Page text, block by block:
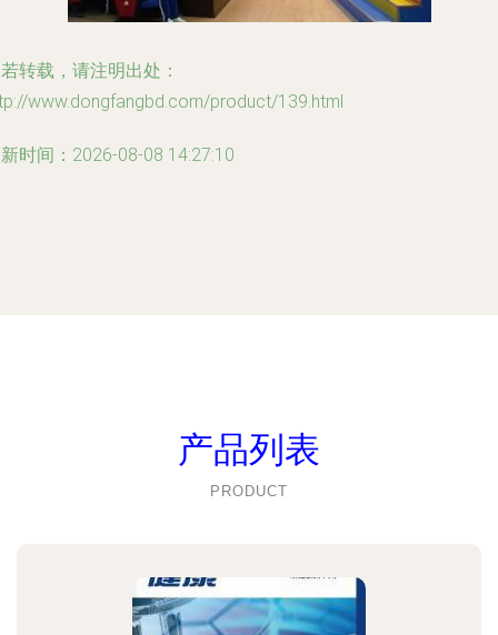
转载，请注明出处：
www.dongfangbd.com/product/139.html
时间：2026-08-08 14:27:10
产品列表
PRODUCT